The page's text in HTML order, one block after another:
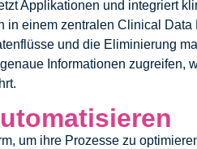
Applikationen und integriert
in einem zentralen Clinical Data
und die Eliminierung
Informationen zugreifen,
um ihre Prozesse zu